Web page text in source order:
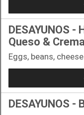
DESAYUNOS -
Queso & Crema
Eggs, beans,
DESAYUNOS